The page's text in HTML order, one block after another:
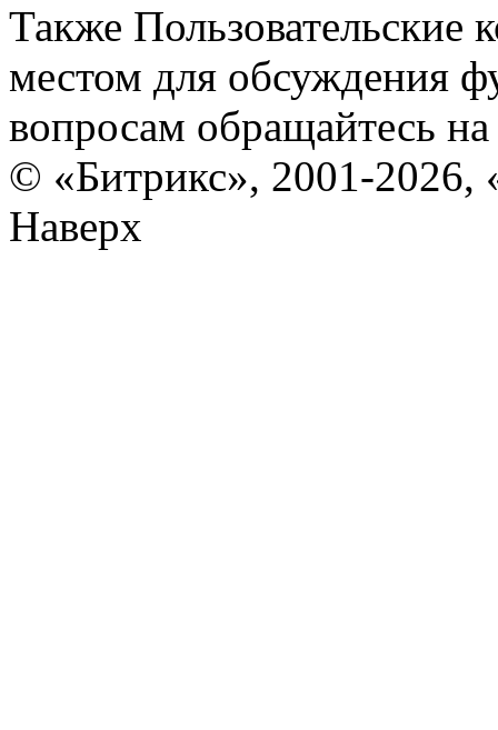
Также Пользовательские
местом для обсуждения
вопросам обращайтесь
© «Битрикс», 2001-2026,
Наверх